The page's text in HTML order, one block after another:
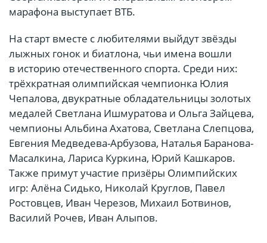
марафона выступает ВТБ.
На старт вместе с любителями выйдут звёзды
лыжных гонок и биатлона, чьи имена вошли
в историю отечественного спорта. Среди них:
трёхкратная олимпийская чемпионка Юлия
Чепалова, двукратные обладательницы золотых
медалей Светлана Ишмуратова и Ольга Зайцева,
чемпионы Альбина Ахатова, Светлана Слепцова,
Евгения Медведева-Арбузова, Наталья Баранова-
Масалкина, Лариса Куркина, Юрий Кашкаров.
Также примут участие призёры Олимпийских
игр: Алёна Сидько, Николай Круглов, Павел
Ростовцев, Иван Черезов, Михаил Ботвинов,
Василий Рочев, Иван Алыпов.